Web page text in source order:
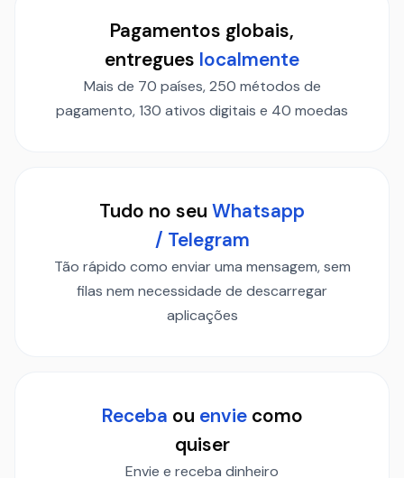
Pagamentos globais,
entregues localmente
Mais de 70 países, 250 métodos de
pagamento, 130 ativos digitais e 40 moedas
Tudo no seu Whatsapp
/ Telegram
Tão rápido como enviar uma mensagem, sem
filas nem necessidade de descarregar
aplicações
Receba ou enviecomo
quiser
Envie e receba dinheiro